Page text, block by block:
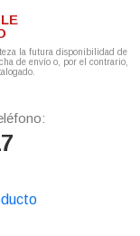
la futura disponibilidad de
de envío o, por el contrario,